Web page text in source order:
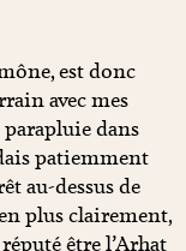
est donc
avec mes
dans
patiemment
au-dessus de
plus clairement,
être l’Arhat